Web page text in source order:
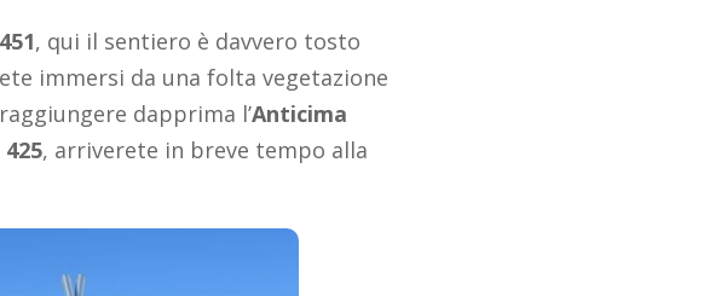
, qui il sentiero è davvero tosto
immersi da una folta vegetazione
dapprima l’Anticima
, arriverete in breve tempo alla